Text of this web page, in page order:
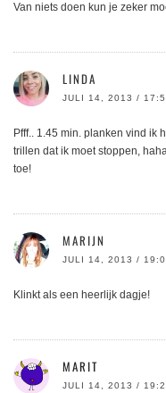
Van niets doen kun je zeker
LINDA
JULI 14, 2013 /
Pfff.. 1.45 min. planken vind ik
trillen dat ik moet stoppen,
toe!
MARIJN
JULI 14, 2013 /
Klinkt als een heerlijk dagje!
MARIT
JULI 14, 2013 /